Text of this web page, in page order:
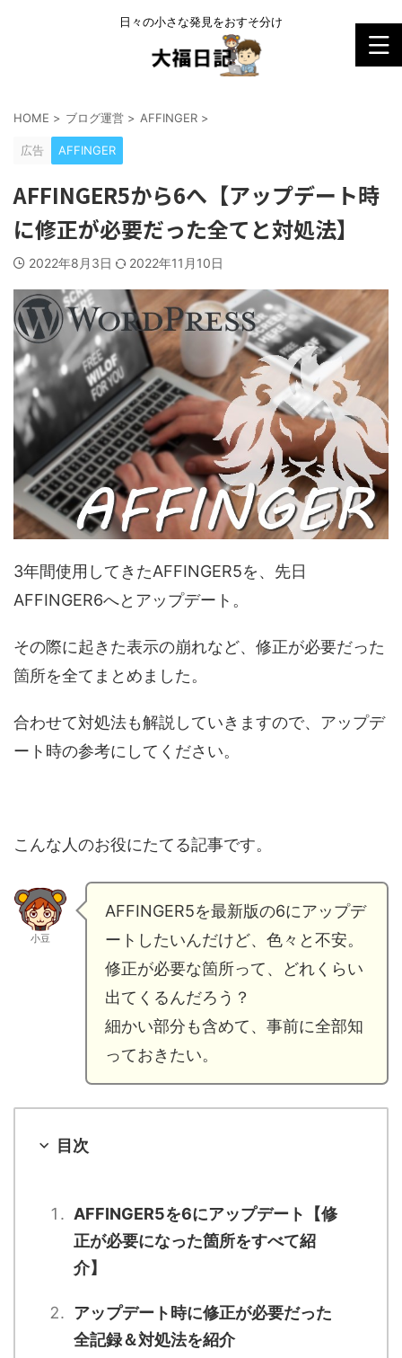
日々の小さな発見をおすそ分け
HOME > ブログ運営 > AFFINGER >
広告 AFFINGER
AFFINGER5から6へ【アップデート時
に修正が必要だった全てと対処法】
2022年8月3日 2022年11月10日
3年間使用してきたAFFINGER5を、先日
AFFINGER6へとアップデート。
その際に起きた表示の崩れなど、修正が必要だった
箇所を全てまとめました。
合わせて対処法も解説していきますので、アップデ
ート時の参考にしてください。
こんな人のお役にたてる記事です。
小豆
AFFINGER5を最新版の6にアップデ
ートしたいんだけど、色々と不安。
修正が必要な箇所って、どれくらい
出てくるんだろう？
細かい部分も含めて、事前に全部知
っておきたい。
目次
AFFINGER5を6にアップデート【修
正が必要になった箇所をすべて紹
介】
アップデート時に修正が必要だった
全記録＆対処法を紹介